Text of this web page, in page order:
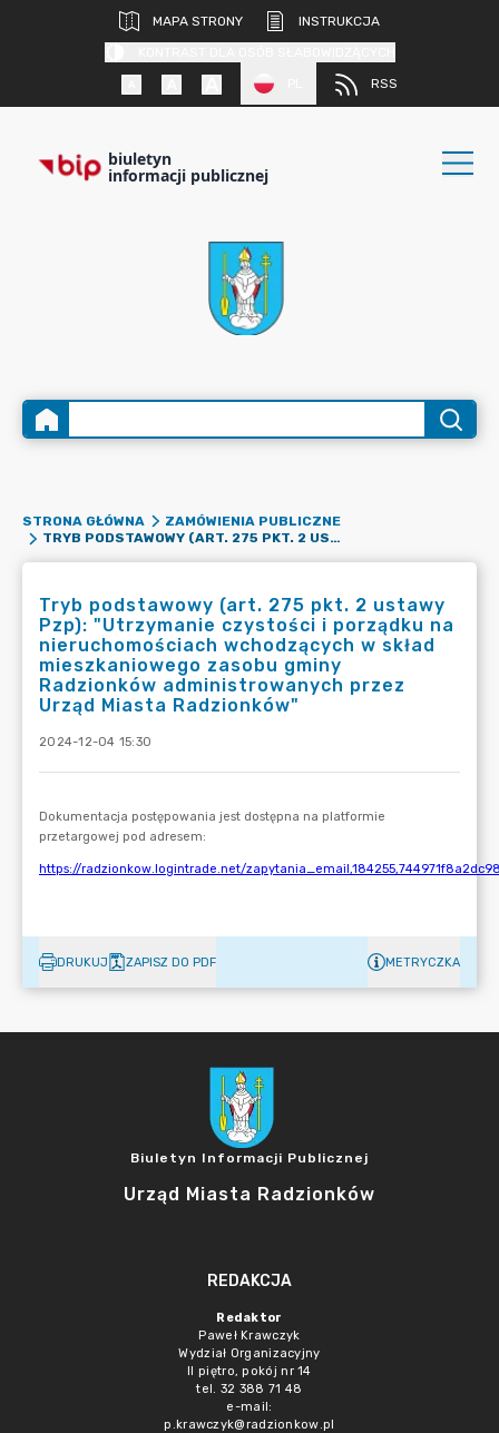
MAPA STRONY
INSTRUKCJA
RSS
biuletyn
informacji publicznej
STRONA GŁÓWNA
ZAMÓWIENIA PUBLICZNE
TRYB PODSTAWOWY (ART. 275 PKT. 2 USTAWY PZP): "UTRZYMANIE CZYSTOŚCI I PORZĄDKU NA NIERUCHOMOŚCIACH WCHODZĄCYCH W SKŁAD MIESZKANIOWEGO ZASOBU GMINY RADZIONKÓW ADMINISTROWANYCH PRZEZ URZĄD MIASTA RADZIONKÓW"
Tryb podstawowy (art. 275 pkt. 2 ustawy
Pzp): "Utrzymanie czystości i porządku na
nieruchomościach wchodzących w skład
mieszkaniowego zasobu gminy
Radzionków administrowanych przez
Urząd Miasta Radzionków"
2024-12-04 15:30
DRUKUJ ZAPISZ DO PDF METRYCZKA
Biuletyn Informacji Publicznej
Urząd Miasta Radzionków
REDAKCJA
Redaktor
Paweł Krawczyk
Wydział Organizacyjny
II piętro, pokój nr 14
tel. 32 388 71 48
e-mail:
p.krawczyk@radzionkow.pl